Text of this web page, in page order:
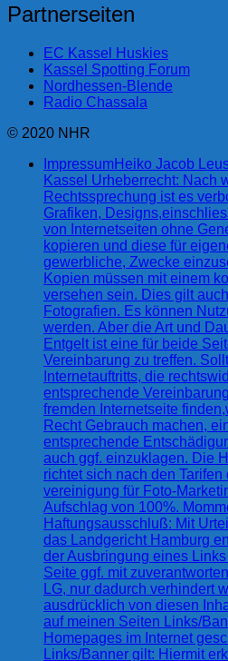
Partnerseiten
EC Kassel Huskies
Kassel Spotting Forum
Nordhessen-Blende
Radio Chassala
© 2020 NHR
ImpressumHeiko Jacob
Kassel Urheberrecht: Nach
Rechtssprechung ist es
Grafiken,
von Internetseiten ohne
kopieren und diese für
gewerbliche, Zwecke
Kopien müssen mit einem
versehen sein. Dies gilt
Fotografien. Es können
werden. Aber die Art und
Entgelt ist eine für beide
Vereinbarung zu treffen.
Internetauftritts, die
entsprechende
fremden Internetseite
Recht Gebrauch machen,
entsprechende
auch ggf. einzuklagen. Die
richtet sich nach den Tarifen
vereinigung für Foto-
Aufschlag von 100%.
Haftungsausschluß: Mit
das Landgericht Hamburg
der Ausbringung eines
Seite ggf. mit
LG, nur dadurch verhindert
ausdrücklich von diesen
auf meinen Seiten Links/
Homepages im Internet
Links/Banner gilt: Hiermit